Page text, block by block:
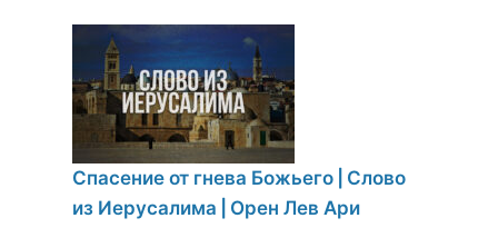
Спасение от гнева Божьего | Слово
из Иерусалима | Орен Лев Ари